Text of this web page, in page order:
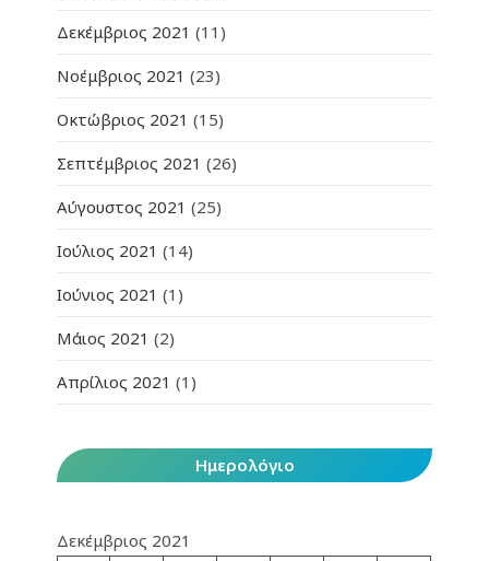
Δεκέμβριος 2021 (11)
Νοέμβριος 2021 (23)
Οκτώβριος 2021 (15)
Σεπτέμβριος 2021 (26)
Αύγουστος 2021 (25)
Ιούλιος 2021 (14)
Ιούνιος 2021 (1)
Μάιος 2021 (2)
Απρίλιος 2021 (1)
Ημερολόγιο
Δεκέμβριος 2021